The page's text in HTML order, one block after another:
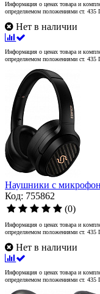
Информация о ценах товара и
определяемом положениями ст. 435
Нет в наличии
Информация о ценах товара и
определяемом положениями ст. 435
Наушники с
Код: 755862
(0)
Информация о ценах товара и
определяемом положениями ст. 435
Нет в наличии
Информация о ценах товара и
определяемом положениями ст. 435